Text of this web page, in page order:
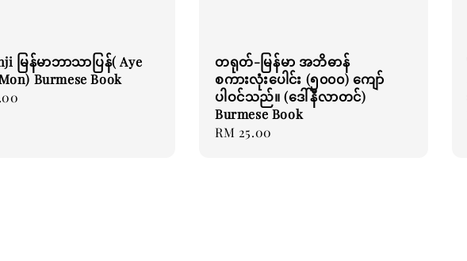
မြန်မာဘာသာပြန်( Aye
Burmese Book
တရုတ်-မြန်မာ အဘိဓာန်
စကားလုံးပေါင်း (၅၀၀၀) ကျော်
ပါဝင်သည်။ (ဒေါ်နီလာတင်)
Burmese Book
Regular
RM 25.00